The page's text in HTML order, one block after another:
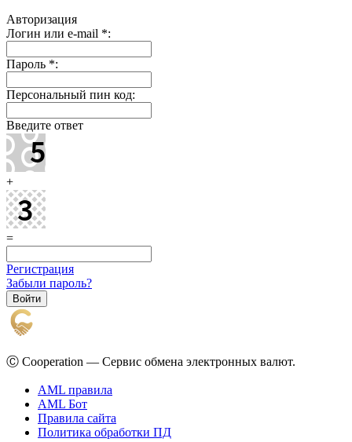
Авторизация
Логин или e-mail *:
Пароль *:
Персональный пин код:
Введите ответ
+
=
Регистрация
Забыли пароль?
Ⓒ Cooperation — Сервис обмена электронных валют.
AML правила
AML Бот
Правила сайта
Политика обработки ПД